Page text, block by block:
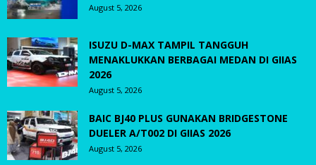
August 5, 2026
ISUZU D-MAX TAMPIL TANGGUH
MENAKLUKKAN BERBAGAI MEDAN DI GIIAS
2026
August 5, 2026
BAIC BJ40 PLUS GUNAKAN BRIDGESTONE
DUELER A/T002 DI GIIAS 2026
August 5, 2026